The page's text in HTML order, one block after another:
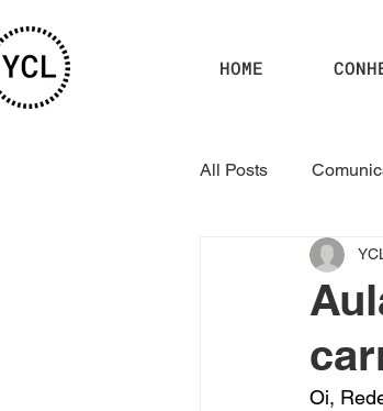
HOME
All Posts
Curso YCL
Oi,